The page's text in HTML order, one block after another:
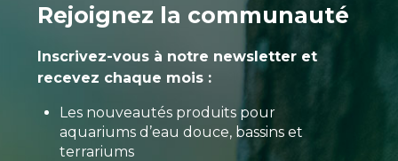
Rejoignez la communauté
Inscrivez-vous à notre newsletter et
recevez chaque mois :
Les nouveautés produits pour
aquariums d’eau douce, bassins et
terrariums